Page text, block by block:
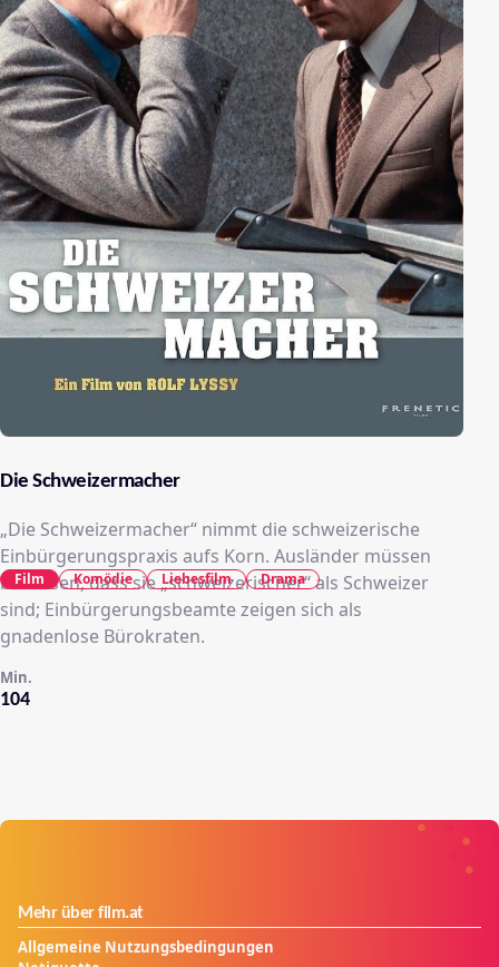
Die Schweizermacher
„Die Schweizermacher“ nimmt die schweizerische
Einbürgerungspraxis aufs Korn. Ausländer müssen
beweisen, dass sie „schweizerischer“ als Schweizer
sind; Einbürgerungsbeamte zeigen sich als
gnadenlose Bürokraten.
104
Min.
Film Komödie Liebesfilm Drama
Mehr über film.at
Allgemeine Nutzungsbedingungen